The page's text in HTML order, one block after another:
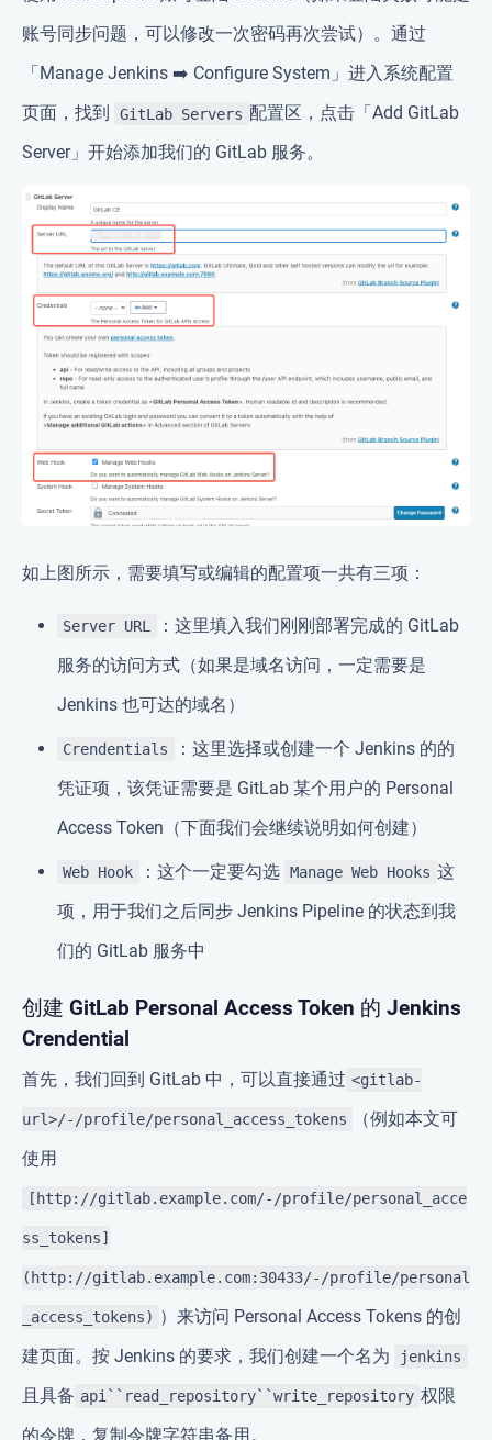
账号同步问题，可以修改一次密码再次尝试）。通过
「Manage Jenkins ➡️ Configure System」进入系统配置
页面，找到
GitLab Servers 配置区，点击「Add GitLab
Server」开始添加我们的 GitLab 服务。
如上图所示，需要填写或编辑的配置项一共有三项：
Server URL
：这里填入我们刚刚部署完成的 GitLab
服务的访问方式（如果是域名访问，一定需要是
Jenkins 也可达的域名）
Crendentials
：这里选择或创建一个 Jenkins 的的
凭证项，该凭证需要是 GitLab 某个用户的 Personal
Access Token（下面我们会继续说明如何创建）
Web Hook ：这个一定要勾选 Manage Web Hooks 这
项，用于我们之后同步 Jenkins Pipeline 的状态到我
们的 GitLab 服务中
创建 GitLab Personal Access Token 的 Jenkins
Crendential
首先，我们回到 GitLab 中，可以直接通过 <gitlab-
url>/-/profile/personal_access_tokens
（例如本文可
使用
[http://gitlab.example.com/-/profile/personal_acce
ss_tokens]
(http://gitlab.example.com:30433/-/profile/personal
_access_tokens) ）来访问 Personal Access Tokens 的创
建页面。按 Jenkins 的要求，我们创建一个名为
jenkins
且具备 api``read_repository``write_repository 权限
的令牌，复制令牌字符串备用。